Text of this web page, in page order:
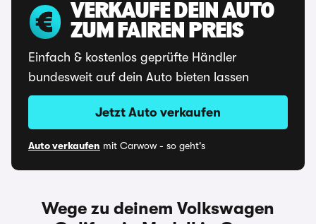
VERKAUFE DEIN AUTO
ZUM FAIREN PREIS
Einfach & kostenlos geprüfte Händler
bundesweit auf dein Auto bieten lassen
Jetzt Auto verkaufen
Auto verkaufen mit Carwow - so geht's
Wege zu deinem Volkswagen